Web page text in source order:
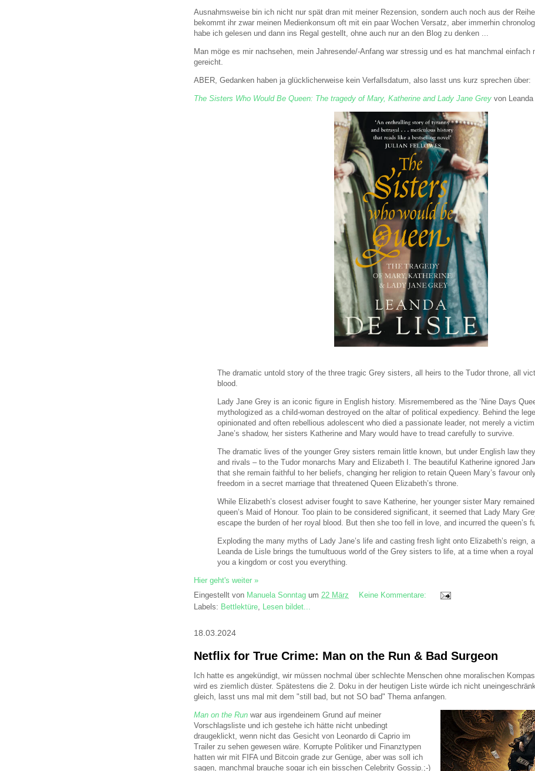
Ausnahmsweise bin ich nicht nur spät dran mit meiner Rezension, sondern auch noch aus der
bekommt ihr zwar meinen Medienkonsum oft mit ein paar Wochen Versatz, aber immerhin
habe ich gelesen und dann ins Regal gestellt, ohne auch nur an den Blog zu denken ...
Man möge es mir nachsehen, mein Jahresende/-Anfang war stressig und es hat manchmal einfach
gereicht.
ABER, Gedanken haben ja glücklicherweise kein Verfallsdatum, also lasst uns kurz sprechen über:
The Sisters Who Would Be Queen: The tragedy of Mary, Katherine and Lady Jane Grey von
The dramatic untold story of the three tragic Grey sisters, all heirs to the Tudor throne, all
blood.
Lady Jane Grey is an iconic figure in English history. Misremembered as the ‘Nine Days
mythologized as a child-woman destroyed on the altar of political expediency. Behind the
opinionated and often rebellious adolescent who died a passionate leader, not merely a
Jane’s shadow, her sisters Katherine and Mary would have to tread carefully to survive.
The dramatic lives of the younger Grey sisters remain little known, but under English law
and rivals – to the Tudor monarchs Mary and Elizabeth I. The beautiful Katherine ignored
that she remain faithful to her beliefs, changing her religion to retain Queen Mary’s favour
freedom in a secret marriage that threatened Queen Elizabeth’s throne.
While Elizabeth’s closest adviser fought to save Katherine, her younger sister Mary
queen’s Maid of Honour. Too plain to be considered significant, it seemed that Lady Mary
escape the burden of her royal blood. But then she too fell in love, and incurred the queen’s
Exploding the many myths of Lady Jane’s life and casting fresh light onto Elizabeth’s reign,
Leanda de Lisle brings the tumultuous world of the Grey sisters to life, at a time when a
you a kingdom or cost you everything.
Hier geht's weiter »
Eingestellt von Manuela Sonntag um 22 März
Keine Kommentare:
Labels: Bettlektüre, Lesen bildet...
18.03.2024
Netflix for True Crime: Man on the Run & Bad Surgeon
Ich hatte es angekündigt, wir müssen nochmal über schlechte Menschen ohne moralischen
wird es ziemlich düster. Spätestens die 2. Doku in der heutigen Liste würde ich nicht
gleich, lasst uns mal mit dem "still bad, but not SO bad" Thema anfangen.
Man on the Run war aus irgendeinem Grund auf meiner
Vorschlagsliste und ich gestehe ich hätte nicht unbedingt
draugeklickt, wenn nicht das Gesicht von Leonardo di Caprio im
Trailer zu sehen gewesen wäre. Korrupte Politiker und Finanztypen
hatten wir mit FIFA und Bitcoin grade zur Genüge, aber was soll ich
sagen, manchmal brauche sogar ich ein bisschen Celebrity Gossip.;-)